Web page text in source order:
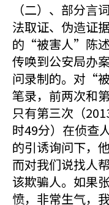
（二）、部分言
法取证、伪造证
的“被害人”陈述
传唤到公安局办
问录制的。对“
笔录，前两次和
只有第三次（
时49分）在侦查
的引诱询问下，
而对我们说找人
该欺骗人。如果
愤，非常生气，